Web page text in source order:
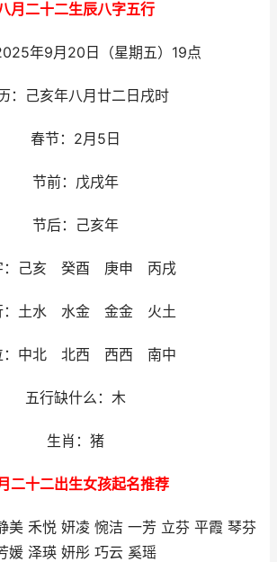
月二十二生辰八字五行
年9月20日（星期五）19点
：己亥年八月廿二日戌时
春节：2月5日
节前：戊戌年
节后：己亥年
：己亥 癸酉 庚申 丙戌
：土水 水金 金金 火土
：中北 北西 西西 南中
五行缺什么：木
生肖：猪
二十二出生女孩起名推荐
美 禾悦 妍凌 惋洁 一芳 立芬 平霞 琴芬
媛 泽瑛 妍彤 巧云 奚瑶